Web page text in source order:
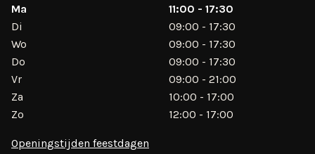
Ma
11:00 - 17:30
Di
09:00 - 17:30
Wo
09:00 - 17:30
Do
09:00 - 17:30
Vr
09:00 - 21:00
Za
10:00 - 17:00
Zo
12:00 - 17:00
Openingstijden feestdagen